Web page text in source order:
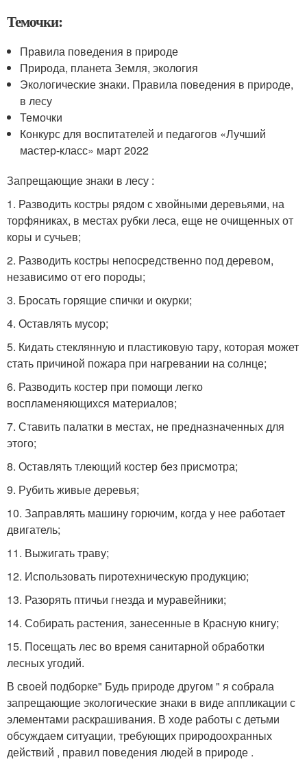
Темочки:
Правила поведения в природе
Природа, планета Земля, экология
Экологические знаки. Правила поведения в природе,
в лесу
Темочки
Конкурс для воспитателей и педагогов «Лучший
мастер-класс» март 2022
Запрещающие знаки в лесу :
1. Разводить костры рядом с хвойными деревьями, на
торфяниках, в местах рубки леса, еще не очищенных от
коры и сучьев;
2. Разводить костры непосредственно под деревом,
независимо от его породы;
3. Бросать горящие спички и окурки;
4. Оставлять мусор;
5. Кидать стеклянную и пластиковую тару, которая может
стать причиной пожара при нагревании на солнце;
6. Разводить костер при помощи легко
воспламеняющихся материалов;
7. Ставить палатки в местах, не предназначенных для
этого;
8. Оставлять тлеющий костер без присмотра;
9. Рубить живые деревья;
10. Заправлять машину горючим, когда у нее работает
двигатель;
11. Выжигать траву;
12. Использовать пиротехническую продукцию;
13. Разорять птичьи гнезда и муравейники;
14. Собирать растения, занесенные в Красную книгу;
15. Посещать лес во время санитарной обработки
лесных угодий.
В своей подборке" Будь природе другом " я собрала
запрещающие экологические знаки в виде аппликации с
элементами раскрашивания. В ходе работы с детьми
обсуждаем ситуации, требующих природоохранных
действий , правил поведения людей в природе .